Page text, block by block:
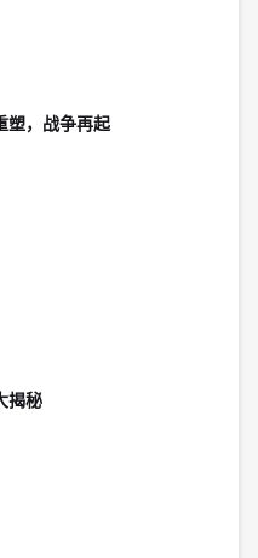
塑，战争再起
揭秘